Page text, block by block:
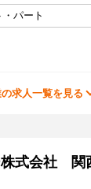
パート
求人一覧を見る
式会社 関